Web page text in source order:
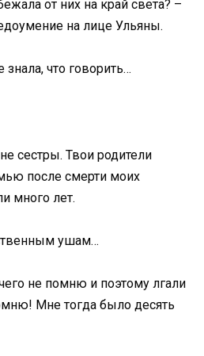
от них на край света? –
на лице Ульяны.
что говорить…
сестры. Твои родители
после смерти моих
много лет.
ушам…
не помню и поэтому лгали
Мне тогда было десять